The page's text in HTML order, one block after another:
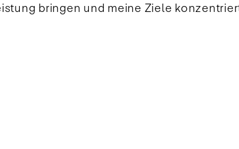
bringen und meine Ziele